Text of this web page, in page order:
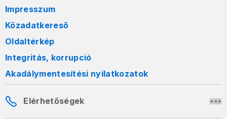
Impresszum
Közadatkereső
Oldaltérkép
Integritás, korrupció
Akadálymentesítési nyilatkozatok
Elérhetőségek